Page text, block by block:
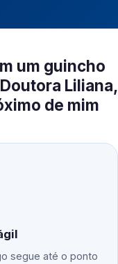
um guincho
Liliana,
de mim
segue até o ponto